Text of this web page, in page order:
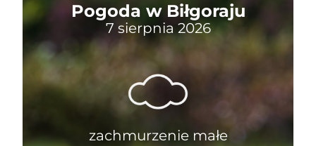
Pogoda w Biłgoraju
7 sierpnia 2026
zachmurzenie małe